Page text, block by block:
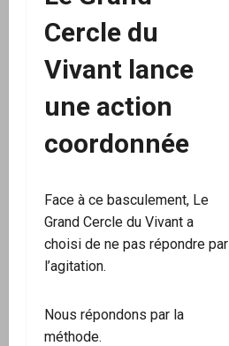
Cercle du
Vivant lance
une action
coordonnée
Face à ce basculement, Le
Grand Cercle du Vivant a
choisi de ne pas répondre par
l’agitation.
Nous répondons par la
méthode.